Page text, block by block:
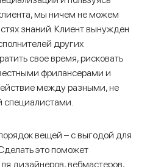
мы ничем не можем
знаний. Клиент вынужден
других
свое время, рисковать
фрилансерами и
между разными, не
вещей – с выгодой для
это поможет
дизайнеров, вебмастеров,